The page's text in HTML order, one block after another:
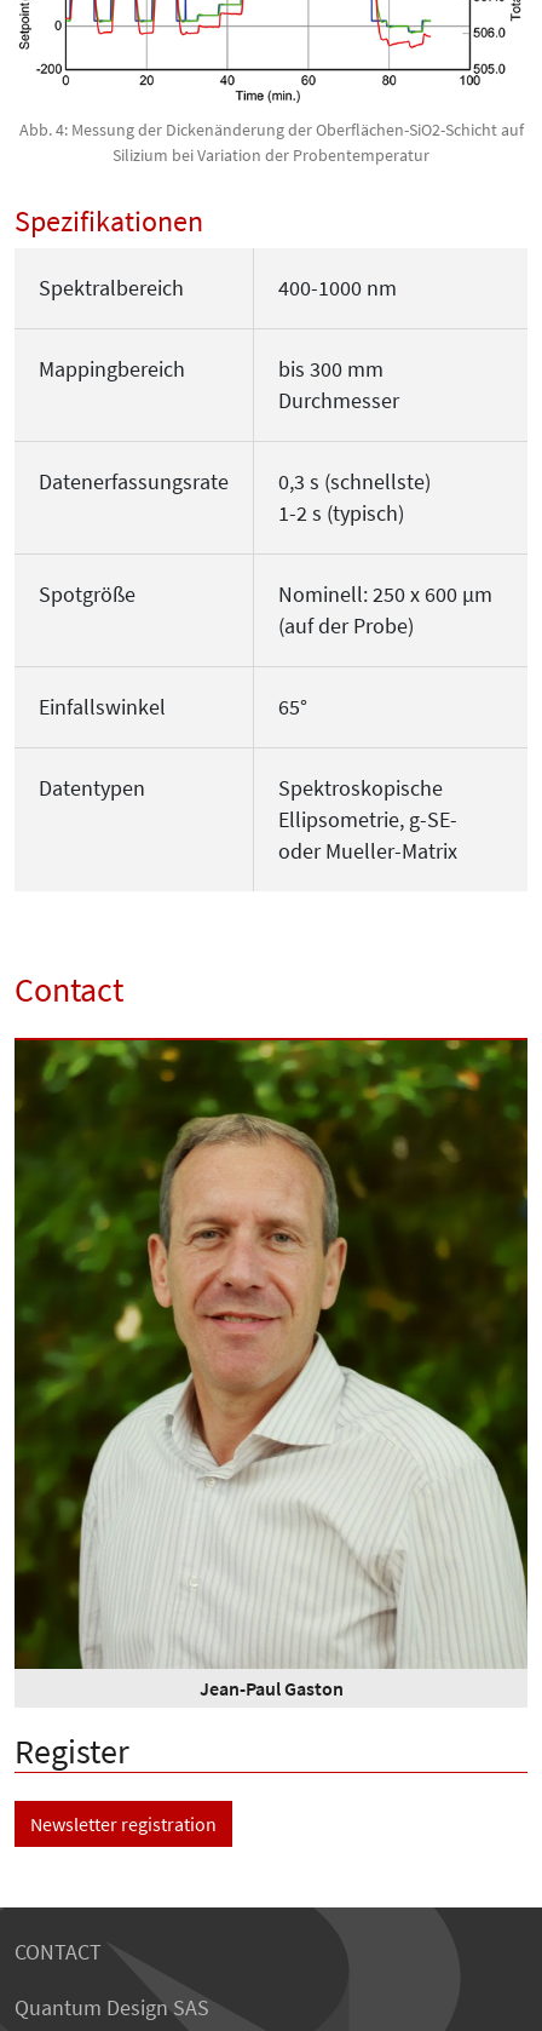
Abb. 4: Messung der Dickenänderung der Oberflächen-SiO2-Schicht auf
Silizium bei Variation der Probentemperatur
Spezifikationen
Spektralbereich 400-1000 nm
Mappingbereich
bis 300 mm
Durchmesser
Datenerfassungsrate
0,3 s (schnellste)
1-2 s (typisch)
Spotgröße
Nominell: 250 x 600 µm
(auf der Probe)
Einfallswinkel 65°
Datentypen
Spektroskopische
Ellipsometrie, g-SE-
oder Mueller-Matrix
Contact
Jean-Paul Gaston
Register
Newsletter registration
CONTACT
Quantum Design SAS